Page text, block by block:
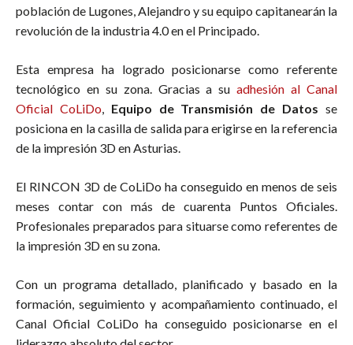
población de Lugones, Alejandro y su equipo capitanearán la
revolución de la industria 4.0 en el Principado.
Esta empresa ha logrado posicionarse como referente
tecnológico en su zona. Gracias a suadhesión al Canal
Oficial CoLiDo, Equipo de Transmisión de Datos se
posiciona en la casilla de salida para erigirse en la referencia
de la impresión 3D en Asturias.
El RINCON 3D de CoLiDo ha conseguido en menos de seis
meses contar con más de cuarenta Puntos Oficiales.
Profesionales preparados para situarse como referentes de
la impresión 3D en su zona.
Con un programa detallado, planificado y basado en la
formación, seguimiento y acompañamiento continuado, el
Canal Oficial CoLiDo ha conseguido posicionarse en el